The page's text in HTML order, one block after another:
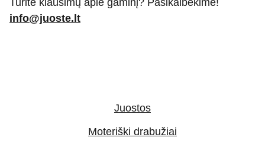
Turite klausimų apie gaminį? Pasikalbėkime!
info@juoste.lt
Moteriški drabužiai
Juostos